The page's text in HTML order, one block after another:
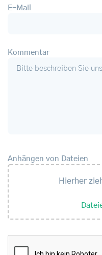
E-Mail
Kommentar
Anhängen von Dateien
Hierher